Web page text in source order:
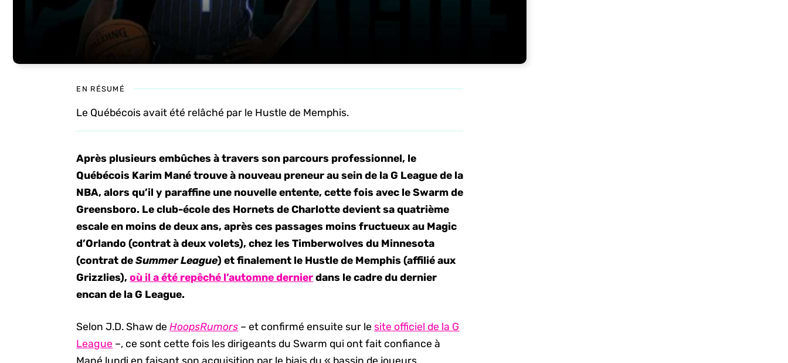
EN RÉSUMÉ
Le Québécois avait été relâché par le Hustle de Memphis.
Après plusieurs embûches à travers son parcours professionnel, le
Québécois Karim Mané trouve à nouveau preneur au sein de la G League de la
NBA, alors qu’il y paraffine une nouvelle entente, cette fois avec le Swarm de
Greensboro. Le club-école des Hornets de Charlotte devient sa quatrième
escale en moins de deux ans, après ces passages moins fructueux au Magic
d’Orlando (contrat à deux volets), chez les Timberwolves du Minnesota
(contrat deSummer League) et finalement le Hustle de Memphis (affilié aux
Grizzlies),où il a été repêché l’automne dernier dans le cadre du dernier
encan de la G League.
Selon J.D. Shaw deHoopsRumors – et confirmé ensuite sur lesite officiel de la G
League –, ce sont cette fois les dirigeants du Swarm qui ont fait confiance à